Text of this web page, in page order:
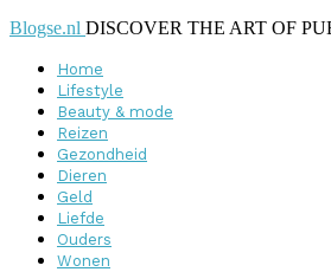
Blogse.nl DISCOVER THE ART OF
Home
Lifestyle
Beauty & mode
Reizen
Gezondheid
Dieren
Geld
Liefde
Ouders
Wonen